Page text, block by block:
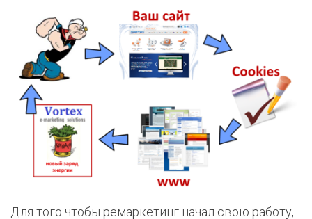
Для того чтобы ремаркетинг начал свою работу,